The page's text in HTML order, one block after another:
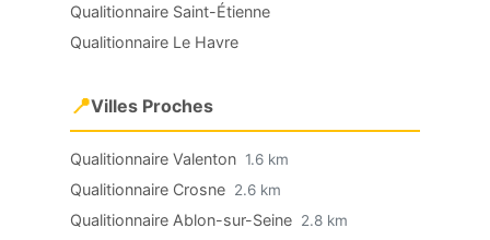
Qualitionnaire Saint-Étienne
Qualitionnaire Le Havre
📍Villes Proches
Qualitionnaire Valenton 1.6 km
Qualitionnaire Crosne 2.6 km
Qualitionnaire Ablon-sur-Seine 2.8 km